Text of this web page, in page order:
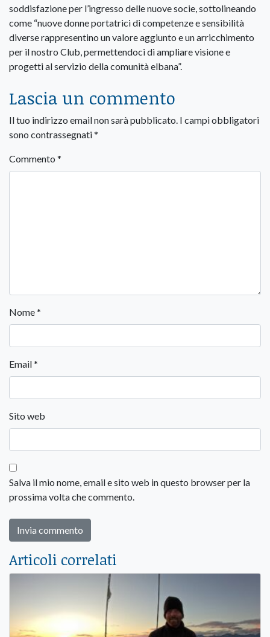
soddisfazione per l’ingresso delle nuove socie, sottolineando
come “nuove donne portatrici di competenze e sensibilità
diverse rappresentino un valore aggiunto e un arricchimento
per il nostro Club, permettendoci di ampliare visione e
progetti al servizio della comunità elbana”.
Lascia un commento
Il tuo indirizzo email non sarà pubblicato. I campi obbligatori
sono contrassegnati*
Commento *
Nome*
Email*
Sito web
Salva il mio nome, email e sito web in questo browser per la
prossima volta che commento.
Articoli correlati